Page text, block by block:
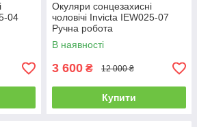
04
Окуляри сонцезахисні
чоловічі Invicta IEW025-07
Ручна робота
В наявності
3 600 ₴ 12 000 ₴
Купити